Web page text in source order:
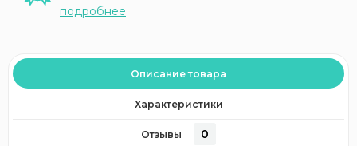
подробнее
Описание товара
Характеристики
Отзывы 0